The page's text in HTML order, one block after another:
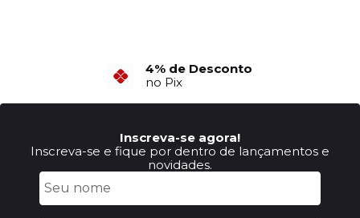
4% de Desconto
no Pix
Inscreva-se agora!
Inscreva-se e fique por dentro de lançamentos e
novidades.